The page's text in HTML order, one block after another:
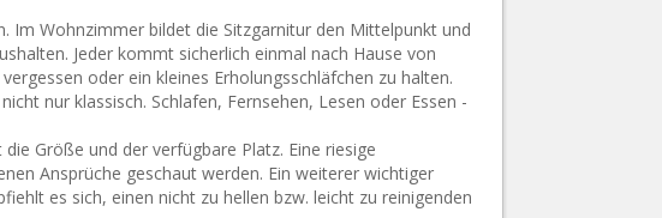
Im Wohnzimmer bildet die Sitzgarnitur den Mittelpunkt und
Jeder kommt sicherlich einmal nach Hause von
oder ein kleines Erholungsschläfchen zu halten.
nur klassisch. Schlafen, Fernsehen, Lesen oder Essen -
Größe und der verfügbare Platz. Eine riesige
Ansprüche geschaut werden. Ein weiterer wichtiger
es sich, einen nicht zu hellen bzw. leicht zu reinigenden